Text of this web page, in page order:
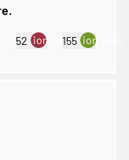
52 ion:minus
155 ion:plus